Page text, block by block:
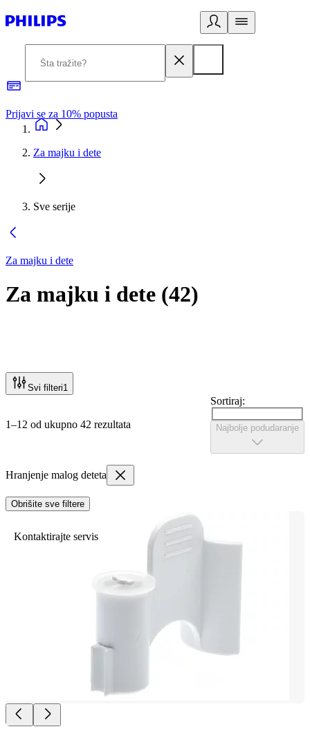
Prijavi se za 10% popusta
Za majku i dete
Sve serije
Za majku i dete
Za majku i dete (42)
Svi filteri1
1–12 od ukupno 42 rezultata
Sortiraj:
Najbolje podudaranje
Hranjenje malog deteta
Obrišite sve filtere
Kontaktirajte servis